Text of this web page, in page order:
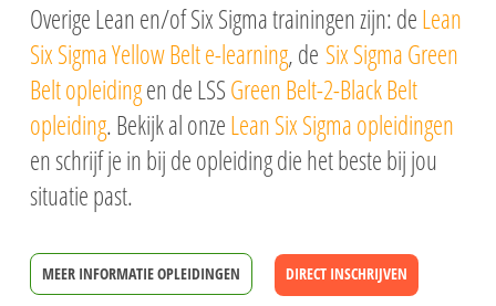
Overige Lean en/of Six Sigma trainingen zijn: deLean
Six Sigma Yellow Belt e-learning, de Six Sigma Green
Belt opleidingen de LSSGreen Belt-2-Black Belt
opleiding.Bekijk al onzeLean Six Sigma opleidingen
en schrijf je in bij de opleiding die het beste bij jou
situatie past.
MEER INFORMATIE OPLEIDINGEN DIRECT INSCHRIJVEN